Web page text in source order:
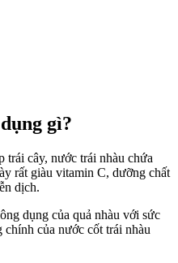
gì?
trái cây, nước trái nhàu chứa
rất giàu vitamin C, dưỡng chất
dịch.
dụng của quả nhàu với sức
chính của nước cốt trái nhàu